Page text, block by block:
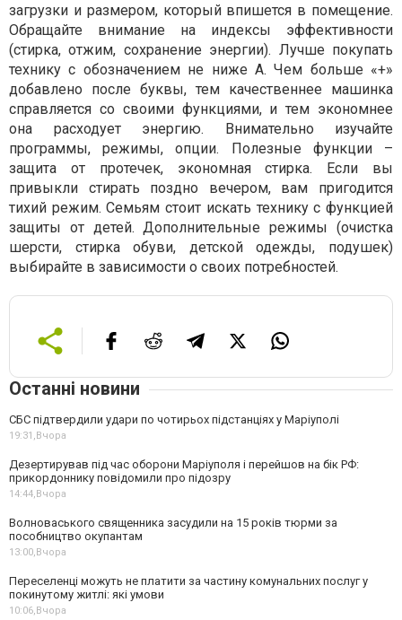
загрузки и размером, который впишется в помещение.
Обращайте внимание на индексы эффективности
(стирка, отжим, сохранение энергии). Лучше покупать
технику с обозначением не ниже А. Чем больше «+»
добавлено после буквы, тем качественнее машинка
справляется со своими функциями, и тем экономнее
она расходует энергию. Внимательно изучайте
программы, режимы, опции. Полезные функции –
защита от протечек, экономная стирка. Если вы
привыкли стирать поздно вечером, вам пригодится
тихий режим. Семьям стоит искать технику с функцией
защиты от детей. Дополнительные режимы (очистка
шерсти, стирка обуви, детской одежды, подушек)
выбирайте в зависимости о своих потребностей.
Останні новини
СБС підтвердили удари по чотирьох підстанціях у Маріуполі
19:31,Вчора
Дезертирував під час оборони Маріуполя і перейшов на бік РФ:
прикордоннику повідомили про підозру
14:44,Вчора
Волноваського священника засудили на 15 років тюрми за
пособництво окупантам
13:00,Вчора
Переселенці можуть не платити за частину комунальних послуг у
покинутому житлі: які умови
10:06,Вчора